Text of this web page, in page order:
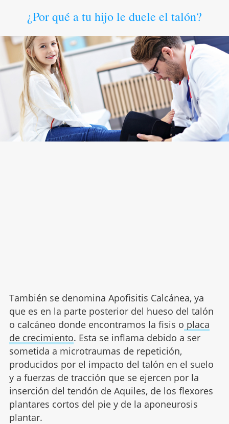
¿Por qué a tu hijo le duele el talón?
También se denomina Apofisitis Calcánea, ya
que es en la parte posterior del hueso del talón
o calcáneo donde encontramos la fisis o placa
de crecimiento. Esta se inflama debido a ser
sometida a microtraumas de repetición,
producidos por el impacto del talón en el suelo
y a fuerzas de tracción que se ejercen por la
inserción del tendón de Aquiles, de los flexores
plantares cortos del pie y de la aponeurosis
plantar.